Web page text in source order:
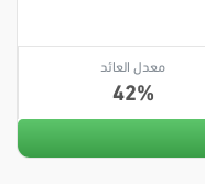
معدل العائد
42